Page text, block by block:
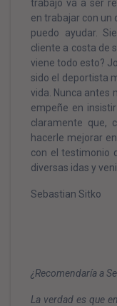
trabajo va a ser
en trabajar con un
puedo ayudar.
cliente a costa de
viene todo esto?
sido el deportista
vida. Nunca antes
empeñe en
claramente que,
hacerle mejorar
con el testimonio
diversas idas y
Sebastian Sitko
¿Recomendaría a
La verdad es que